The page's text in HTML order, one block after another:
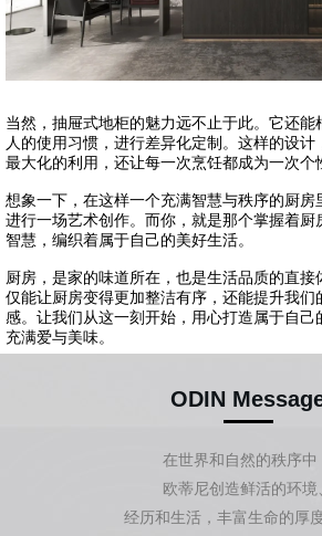
当然，抽屉式地柜的魅力远不止于此。它还
人的使用习惯，进行差异化定制。这样的设计
最大化的利用，还让每一次烹饪都成为一次个
想象一下，在这样一个充满智慧与秩序的厨
进行一场艺术创作。而你，就是那个掌握着
智慧，编织着属于自己的美好生活。
厨房，是家的味道所在，也是生活品质的直
仅能让厨房变得更加整洁有序，还能提升我们
感。让我们从这一刻开始，用心打造属于自
充满爱与美味。
ODIN
在世界和自然的秩序中
欧蒂尼创造鲜活的环境
经历和生活，丰富生命的厚